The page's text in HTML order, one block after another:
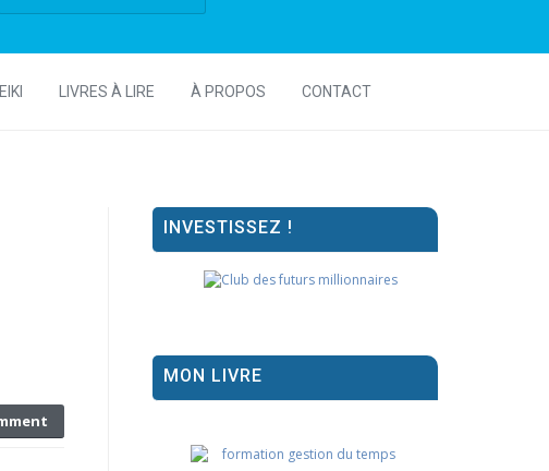
LIVRES À LIRE À PROPOS CONTACT
INVESTISSEZ !
MON LIVRE